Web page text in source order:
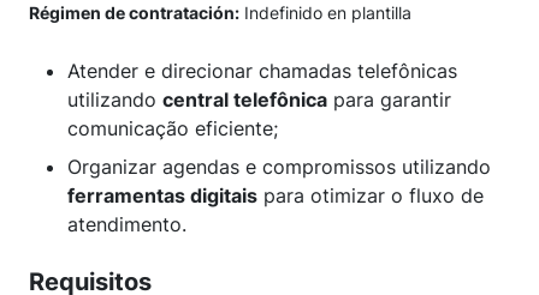
Régimen de contratación: Indefinido en plantilla
Atender e direcionar chamadas telefônicas
utilizando central telefônica para garantir
comunicação eficiente;
Organizar agendas e compromissos utilizando
ferramentas digitais para otimizar o fluxo de
atendimento.
Requisitos